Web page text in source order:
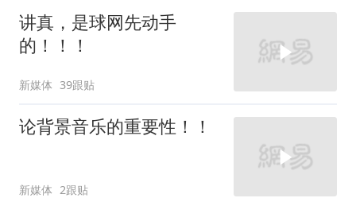
讲真，是球网先动手
的！！！
新媒体 39跟贴
论背景音乐的重要性！！
新媒体 2跟贴